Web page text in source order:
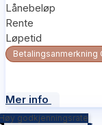
Lånebeløp
Rente
Løpetid
Betalingsanmerkning
Mer info
godkjenningsrate